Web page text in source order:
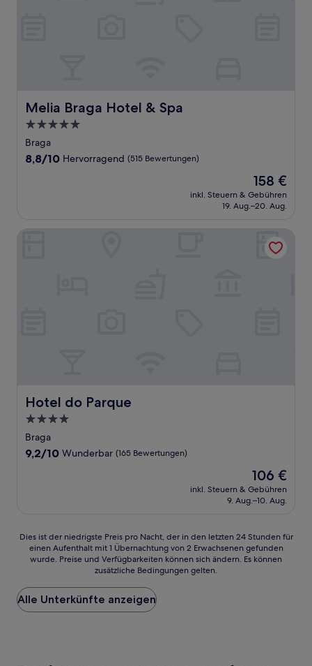
Melia Braga Hotel & Spa
Melia Braga Hotel & Spa
5.0-
Sterne-
Unterkunft
Braga
8.8
8,8/10 Hervorragend (515 Bewertungen)
Der
Preis
beträgt
158 €
inkl. Steuern & Gebühren
19. Aug.–20. Aug.
Hotel do Parque
Hotel do Parque
4.0-
Sterne-
Unterkunft
Braga
9.2
9,2/10 Wunderbar (165 Bewertungen)
Der
Preis
beträgt
106 €
inkl. Steuern & Gebühren
9. Aug.–10. Aug.
Dies
der
Preis
pro
Nacht,
Dies ist der niedrigste Preis pro Nacht, der in den letzten 24 Stunden für
einen Aufenthalt mit 1 Übernachtung von 2 Erwachsenen gefunden
wurde. Preise und Verfügbarkeiten können sich ändern. Es können
zusätzliche Bedingungen gelten.
Alle Unterkünfte anzeigen